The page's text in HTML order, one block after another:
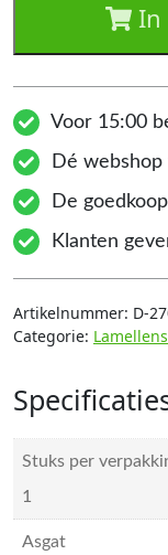
In
Voor 15:00
Dé
De
Klanten
Artikelnummer: D-
Categorie:
Stuks per
1
Asgat